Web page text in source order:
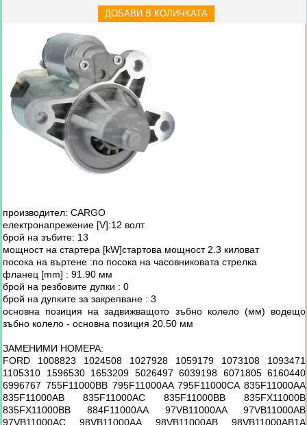
производител: CARGO
електронапрежение [V]:12 волт
брой на зъбите: 13
мощност на стартера [kW]стартова мощност 2.3 киловат
посока на въртене :по посока на часовниковата стрелка
фланец [mm] : 91.90 мм
брой на резбовите дупки : 0
брой на дупките за закрепване : 3
основна позиция на задвижващото зъбно колело (мм) водещо
зъбно колело - основна позиция 20.50 мм
ЗАМЕНИМИ НОМЕРА:
FORD 1008823 1024508 1027928 1059179 1073108 1093471
1105310 1596530 1653209 5026497 6039198 6071805 6160440
6996767 755F11000BB 795F11000AA 795F11000CA 835F11000AA
835F11000AB 835F11000AC 835F11000BB 835FX11000B
835FX11000BB 884F11000AA 97VB11000AA 97VB11000AB
97VB11000AC 98VB11000AA 98VB11000AB 98VB11000AB1A